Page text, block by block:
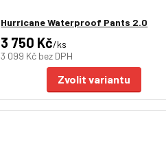
Hurricane Waterproof Pants 2.0
3 750 Kč/ks
3 099 Kč bez DPH
Zvolit variantu